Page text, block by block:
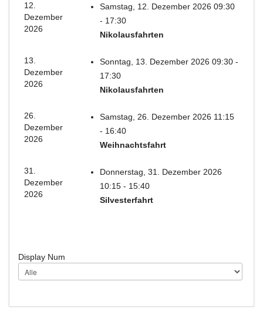
12.
Dezember
2026
Samstag, 12. Dezember 2026 09:30
- 17:30
Nikolausfahrten
13.
Dezember
2026
Sonntag, 13. Dezember 2026 09:30 -
17:30
Nikolausfahrten
26.
Dezember
2026
Samstag, 26. Dezember 2026 11:15
- 16:40
Weihnachtsfahrt
31.
Dezember
2026
Donnerstag, 31. Dezember 2026
10:15 - 15:40
Silvesterfahrt
Display Num